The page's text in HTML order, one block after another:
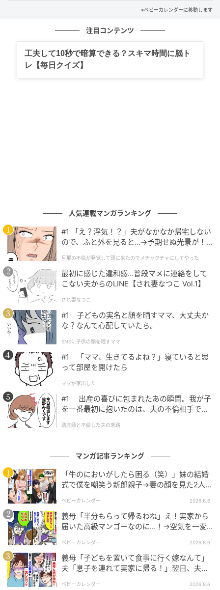
それ以来、私は送迎の時間を少しずらし、必要以上に
輪の中へ入らないようにしました。それでも、あいさ
誰かの力になりたいという気持ちは大切ですが、相手
※ベビーカレンダーが独自に実施したアンケートで集
時期：2026年5月）
ベビーカレンダー／ウーマンカレンダー編集室
元記事で読む
クリエイター情報
ベビーカレンダー
ベビーカレンダーは妊娠・出産・育児の情報サイト
索、おでかけ情報、離乳食レシピまで。月間利用者1
000万人以上。
※ベビーカレンダーに移動します
注目コンテンツ
工夫して10秒で暗算できる？スキマ時間に脳ト
レ【毎日クイズ】
人気連載マンガランキング
#1 「え？浮気！？」夫がなかなか帰宅しない
ので、ふと外を見ると…→予期せぬ光景が！
クチャにしてやった
旦那の不倫が発覚して頭に来たのでメチャクチャにしてやった
最初に感じた違和感…普段マメに連絡をして
こない夫からのLINE【され妻なつこ Vol.1】
され妻なつこ
#1 子どもの実名と顔を晒すママ、大丈夫か
な？なんて心配していたら。
SNSに子供の顔を晒すママ
#1 「ママ、生きてるよね？」寝ていると思
って部屋を開けたら
ママが家出した
#1 出産の喜びに包まれたあの瞬間。我が子
を一番最初に抱いたのは、夫の不倫相手でし
助産師と不倫した夫の末路
マンガ記事ランキング
「牛のにおいがしたら困る（笑）」妹の結婚
式で僕を嘲笑う新郎親子→妻の顔を見た2人が
ベビーカレンダー 2026.8.6
義母「半分もらって帰るわね」え！実家から
届いた高級マンゴーなのに…！→空気を一変
ベビーカレンダー 2026.8.6
義母「子どもを置いて食事に行く嫁なんて」
夫「息子を連れて実家に帰る！」翌日、夫が
ベビーカレンダー 2026.8.6